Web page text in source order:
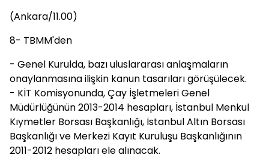
(Ankara/11.00)
8- TBMM'den
- Genel Kurulda, bazı uluslararası anlaşmaların
onaylanmasına ilişkin kanun tasarıları görüşülecek.
- KİT Komisyonunda, Çay İşletmeleri Genel
Müdürlüğünün 2013-2014 hesapları, İstanbul Menkul
Kıymetler Borsası Başkanlığı, İstanbul Altın Borsası
Başkanlığı ve Merkezi Kayıt Kuruluşu Başkanlığının
2011-2012 hesapları ele alınacak.